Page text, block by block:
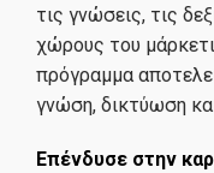
τις γνώσεις, τις
χώρους του
πρόγραμμα
γνώση, δικτύωση
Επένδυσε στην